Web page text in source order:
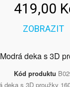
419,00
ZOBRAZIT
Modrá deka s 3D
Kód produktu
deka s 3D proužky